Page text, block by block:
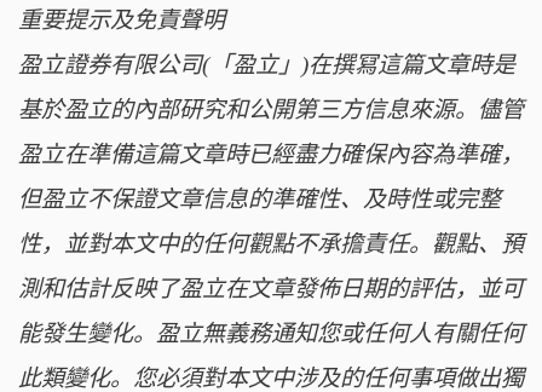
重要提示及免責聲明
盈立證券有限公司(「盈立」)在撰冩這篇文章時是
基於盈立的內部研究和公開第三方信息來源。儘管
盈立在準備這篇文章時已經盡力確保內容為準確，
但盈立不保證文章信息的準確性、及時性或完整
性，並對本文中的任何觀點不承擔責任。觀點、預
測和估計反映了盈立在文章發佈日期的評估，並可
能發生變化。盈立無義務通知您或任何人有關任何
此類變化。您必須對本文中涉及的任何事項做出獨